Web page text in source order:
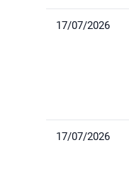
17/07/2026
17/07/2026